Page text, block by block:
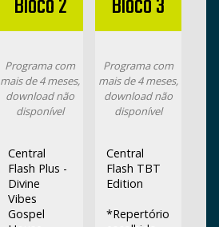
Programa com
mais de 4 meses,
download não
disponível
Central
Flash Plus -
Divine
Vibes
Gospel
Programa com
mais de 4 meses,
download não
disponível
Central
Flash TBT
Edition
*Repertório